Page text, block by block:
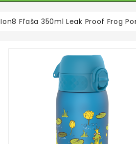
Ion8 Fľaša 350ml Leak Proof Frog